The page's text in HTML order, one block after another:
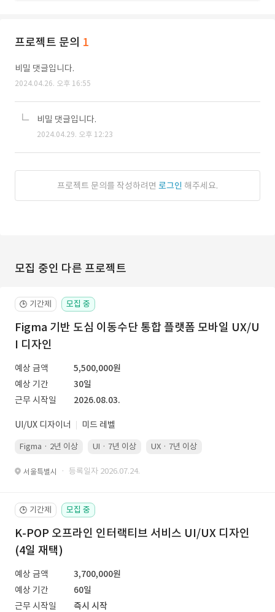
프로젝트 문의 1
비밀 댓글입니다.
2024.04.26. 오후 16:55
비밀 댓글입니다.
2024.04.29. 오후 12:23
프로젝트 문의를 작성하려면 로그인 해주세요.
모집 중인 다른 프로젝트
🕒 기간제 모집 중
Figma 기반 도심 이동수단 통합 플랫폼 모바일 UX/U
I 디자인
예상 금액
5,500,000원
예상 기간
30일
근무 시작일
2026.08.03.
UI/UX 디자이너 미드 레벨
Figma · 2년 이상 UI · 7년 이상 UX · 7년 이상
서울특별시 · 등록일자 2026.07.24.
🕒 기간제 모집 중
K-POP 오프라인 인터랙티브 서비스 UI/UX 디자인
(4일 재택)
예상 금액
3,700,000원
예상 기간
60일
근무 시작일
즉시 시작